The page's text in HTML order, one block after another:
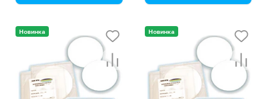
Новинка Новинка